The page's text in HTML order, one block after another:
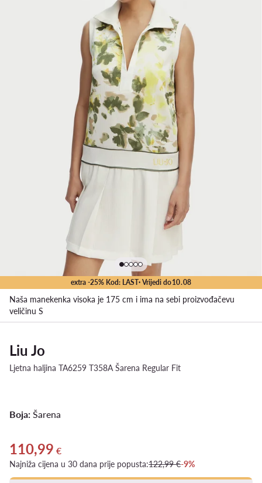
extra -25% Kod: LAST· Vrijedi do10.08
Naša manekenka visoka je 175 cm i ima na sebi proizvođačevu
veličinu S
Liu Jo
Ljetna haljina TA6259 T358A Šarena Regular Fit
Boja: Šarena
Trenutna cijena 110,99 €
110,99 €
Najniža cijena u 30 dana prije popusta:122,99 €-9%